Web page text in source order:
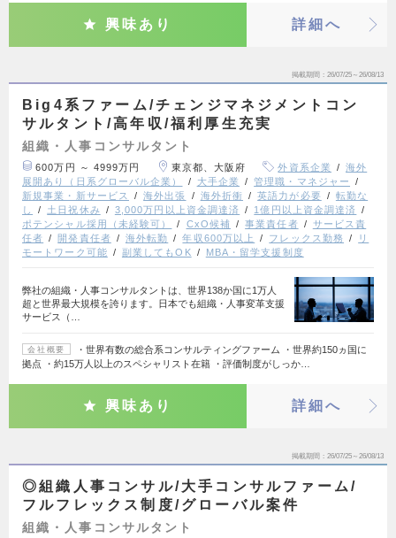
興味あり 詳細へ
掲載期間 26/07/25～26/08/13
Big4系ファーム/チェンジマネジメントコン
サルタント/高年収/福利厚生充実
組織・人事コンサルタント
600万円 ～ 4999万円 東京都、大阪府 外資系企業
海外
展開あり（日系グローバル企業）
大手企業
管理職・マネジャー
新規事業・新サービス
海外出張 海外折衝 英語力が必要
転勤な
し
土日祝休み 3,000万円以上資金調達済
1億円以上資金調達済
ポテンシャル採用（未経験可）
CxO候補 事業責任者
サービス責
任者
開発責任者 海外転勤 年収600万以上 フレックス勤務
リ
モートワーク可能
副業してもOK MBA・留学支援制度
弊社の組織・人事コンサルタントは、世界138か国に1万人
超と世界最大規模を誇ります。日本でも組織・人事変革支援
サービス（…
会社概要
・世界有数の総合系コンサルティングファーム ・世界約150ヵ国に
拠点 ・約15万人以上のスペシャリスト在籍 ・評価制度がしっか…
興味あり 詳細へ
掲載期間 26/07/25～26/08/13
◎組織人事コンサル/大手コンサルファーム/
フルフレックス制度/グローバル案件
組織・人事コンサルタント